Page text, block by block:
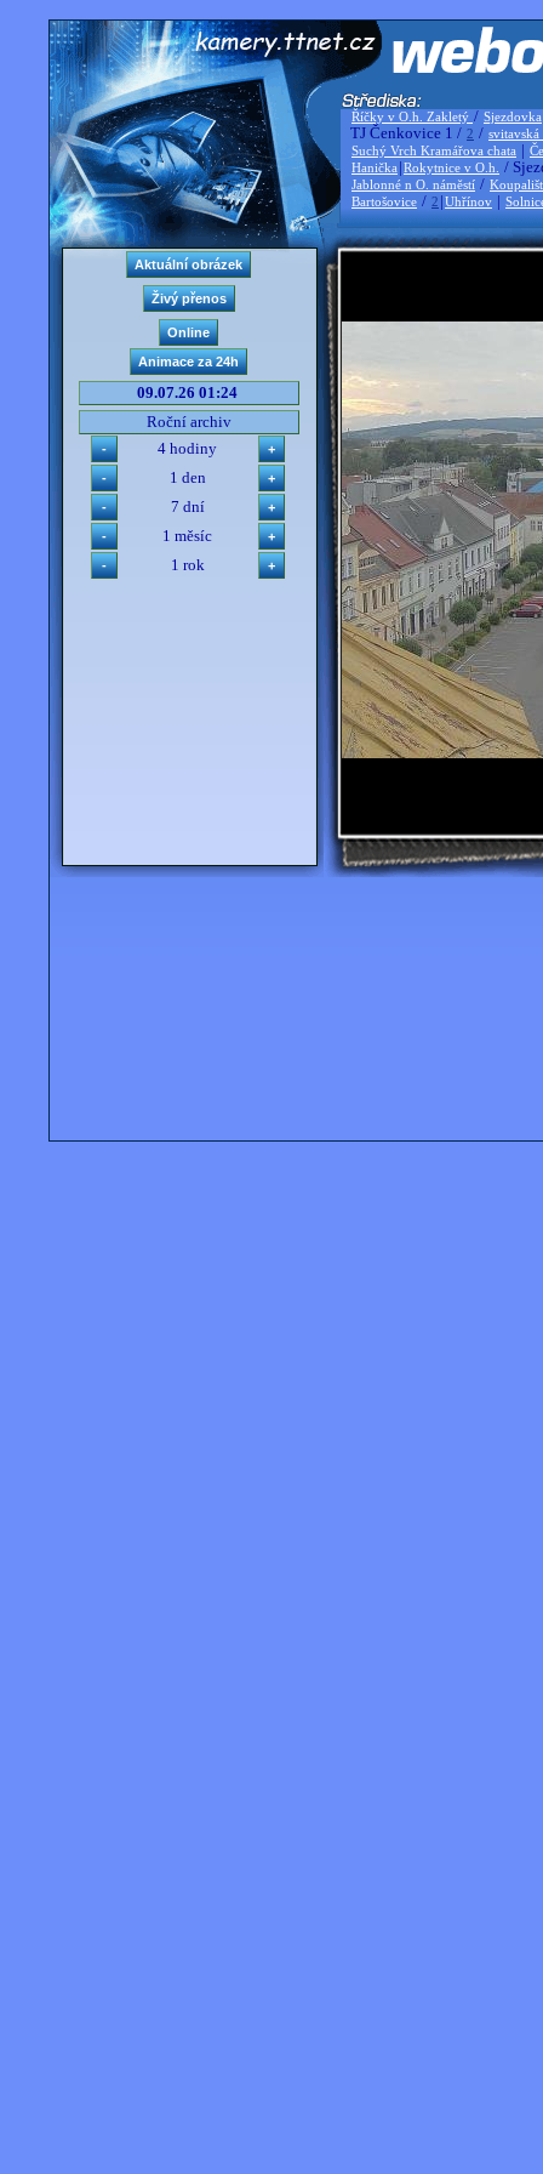
Říčky v O.h. Zakletý / Sjezdovka
TJ Čenkovice 1 / 2 / svitavská
Suchý Vrch Kramářova chata |
Hanička |Rokytnice v O.h. /
Jablonné n O. náměstí /
Bartošovice / 2 |Uhřínov |
09.07.26 01:24
Roční archiv
4 hodiny
1 den
7 dní
1 měsíc
1 rok